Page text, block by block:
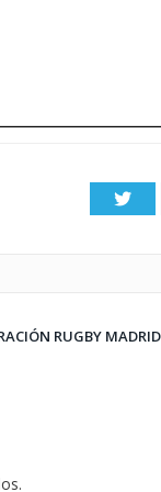
RUGBY MADRID